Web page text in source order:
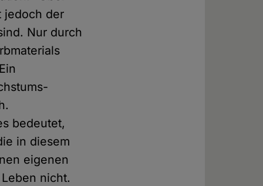
jedoch der
Nur durch
bedeutet,
in diesem
eigenen
nicht.